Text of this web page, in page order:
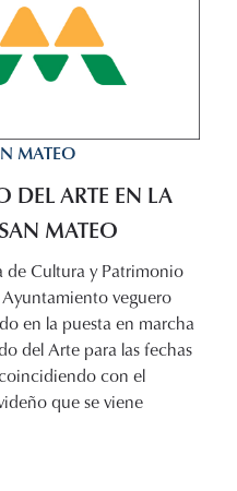
MATEO
DEL ARTE EN LA
MATEO
de Cultura y Patrimonio
veguero
en la puesta en marcha
del Arte para las fechas
con el
que se viene